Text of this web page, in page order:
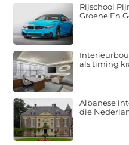
Rijschool
Groene En
als timing
Albanese
die